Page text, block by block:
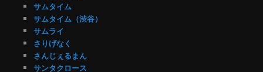
サムタイム
サムタイム（渋谷）
サムライ
さりげなく
さんじぇるまん
サンタクロース